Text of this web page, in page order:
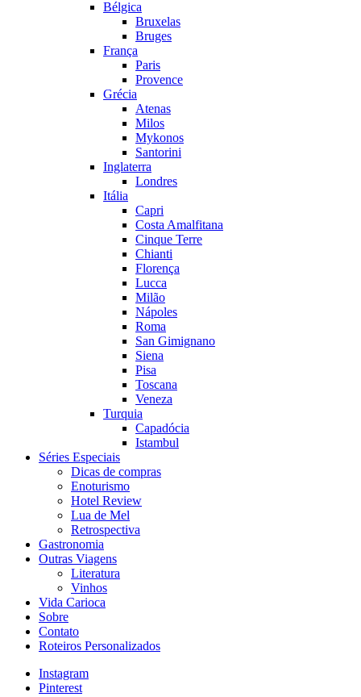
Bélgica
Bruxelas
Bruges
França
Paris
Provence
Grécia
Atenas
Milos
Mykonos
Santorini
Inglaterra
Londres
Itália
Capri
Costa Amalfitana
Cinque Terre
Chianti
Florença
Lucca
Milão
Nápoles
Roma
San Gimignano
Siena
Pisa
Toscana
Veneza
Turquia
Capadócia
Istambul
Séries Especiais
Dicas de compras
Enoturismo
Hotel Review
Lua de Mel
Retrospectiva
Gastronomia
Outras Viagens
Literatura
Vinhos
Vida Carioca
Sobre
Contato
Roteiros Personalizados
Instagram
Pinterest